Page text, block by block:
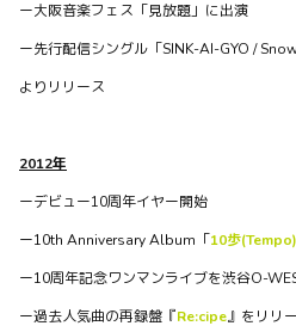
盛況のうちに終了しました！ 旧
対バン、最後のアンコールセッシ
waffles officialがBitfanを更新
約2年前
ー大阪音楽フェス「見放題」に出演
ー先行配信シングル「SINK-AI-GYO /
よりリリース
2012年
ーデビュー10周年イヤー開始
ー10th Anniversary Album「10歩(Tempo)
ー10周年記念ワンマンライブを渋谷O-
ー過去人気曲の再録盤『Re:cipe』をリリ